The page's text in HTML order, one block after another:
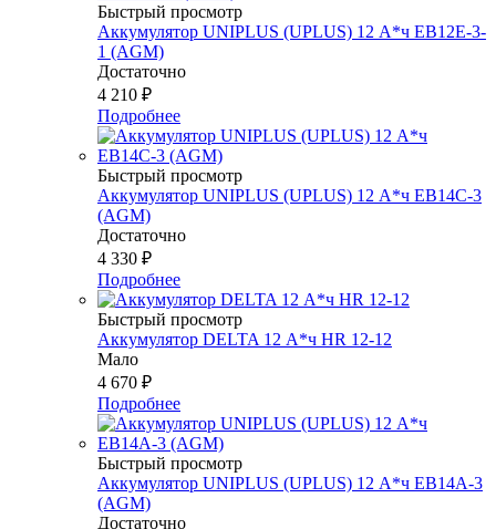
Быстрый просмотр
Аккумулятор UNIPLUS (UPLUS) 12 А*ч EB12E-3-
1 (AGM)
Достаточно
4 210 ₽
Подробнее
Быстрый просмотр
Аккумулятор UNIPLUS (UPLUS) 12 А*ч EB14С-3
(AGM)
Достаточно
4 330 ₽
Подробнее
Быстрый просмотр
Аккумулятор DELTA 12 А*ч HR 12-12
Мало
4 670 ₽
Подробнее
Быстрый просмотр
Аккумулятор UNIPLUS (UPLUS) 12 А*ч EB14A-3
(AGM)
Достаточно